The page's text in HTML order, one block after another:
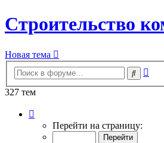
Строительство
Новая тема
Поиск
327 тем
Перейти на страницу: